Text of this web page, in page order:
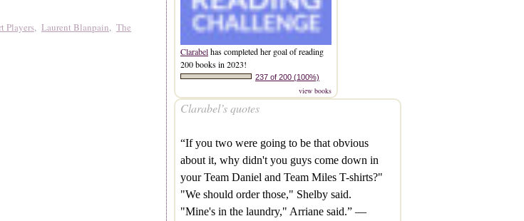
Players, Laurent Blanpain, The
Clarabelhas completed her goal of reading
200 books in 2023!
237 of 200 (100%)
view books
Clarabel’s quotes
“If you two were going to be that obvious
about it, why didn't you guys come down in
your Team Daniel and Team Miles T-shirts?"
"We should order those," Shelby said.
"Mine's in the laundry," Arriane said.” —